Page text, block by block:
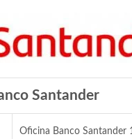
Santander
Oficina Banco Santander